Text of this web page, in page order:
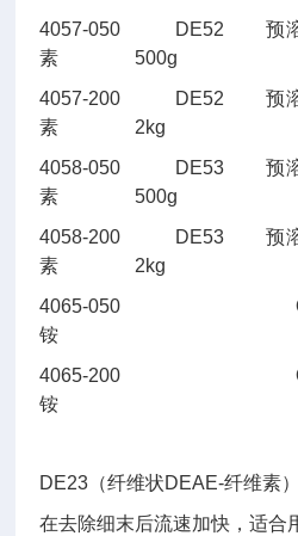
4057-050 DE52 预
素 500g
4057-200 DE52 预
素 2kg
4058-050 DE53 预
素 500g
4058-200 DE53 预
素 2kg
4065-050
铵
4065-200
铵
DE23（纤维状DEAE-纤维素）
在去除细末后流速加快，适合